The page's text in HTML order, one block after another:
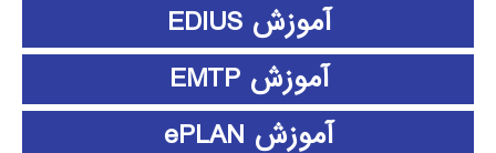
آموزش EDIUS
آموزش EMTP
آموزش ePLAN